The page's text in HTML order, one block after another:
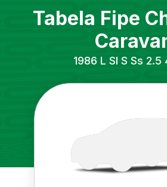
Tabela Fipe
1986 L Sl S Ss 2.5